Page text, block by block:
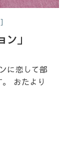
ン」
に恋して部
おたより